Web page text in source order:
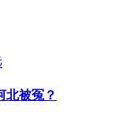
北被冤？